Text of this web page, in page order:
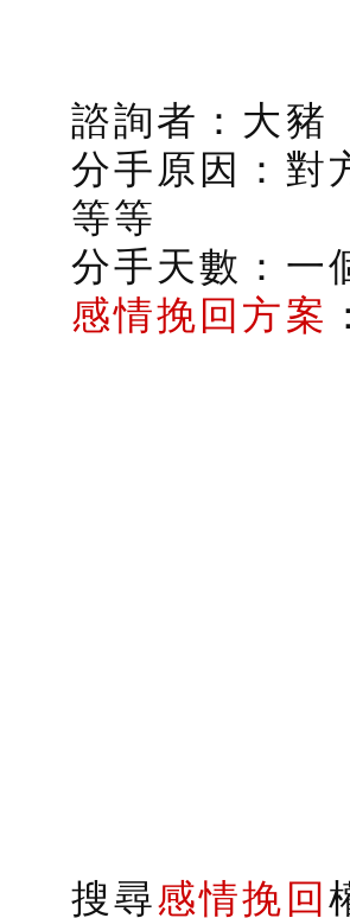
諮詢者：大豬
分手原因：對
等等
分手天數：一
感情挽回方案
搜尋感情挽回